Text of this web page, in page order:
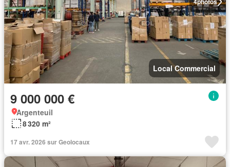
Local Commercial
9 000 000 €
Argenteuil
8 320 m²
17 avr. 2026 sur Geolocaux